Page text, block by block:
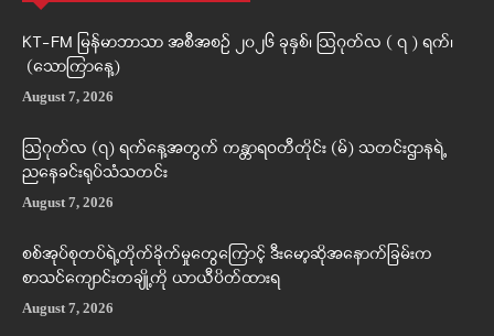
KT-FM မြန်မာဘာသာ အစီအစဉ် ၂၀၂၆ ခုနှစ်၊ ဩဂုတ်လ ( ၇ ) ရက်၊
(သောကြာနေ့)
August 7, 2026
ဩဂုတ်လ (၇) ရက်နေ့အတွက် ကန္တာရဝတီတိုင်း (မ်) သတင်းဌာနရဲ့
ညနေခင်းရုပ်သံသတင်း
August 7, 2026
စစ်အုပ်စုတပ်ရဲ့တိုက်ခိုက်မှုတွေကြောင့် ဒီးမော့ဆိုအနောက်ခြမ်းက
စာသင်ကျောင်းတချို့ကို ယာယီပိတ်ထားရ
August 7, 2026